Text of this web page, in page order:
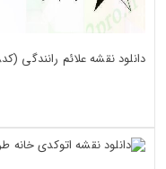
دانلود نقشه علائم رانندگی (کد34478)